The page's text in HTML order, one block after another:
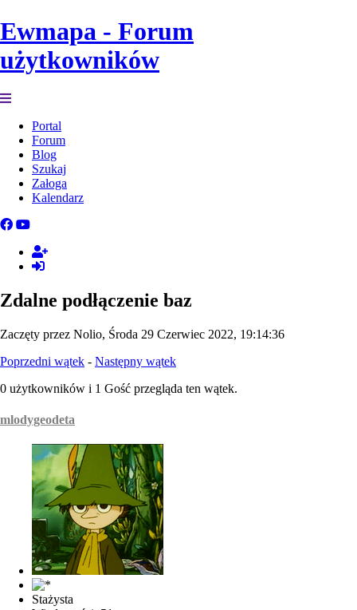
Ewmapa - Forum
użytkowników
Portal
Forum
Blog
Szukaj
Załoga
Kalendarz
Zdalne podłączenie baz
Zaczęty przez Nolio, Środa 29 Czerwiec 2022, 19:14:36
Poprzedni wątek - Następny wątek
0 użytkowników i 1 Gość przegląda ten wątek.
mlodygeodeta
Stażysta